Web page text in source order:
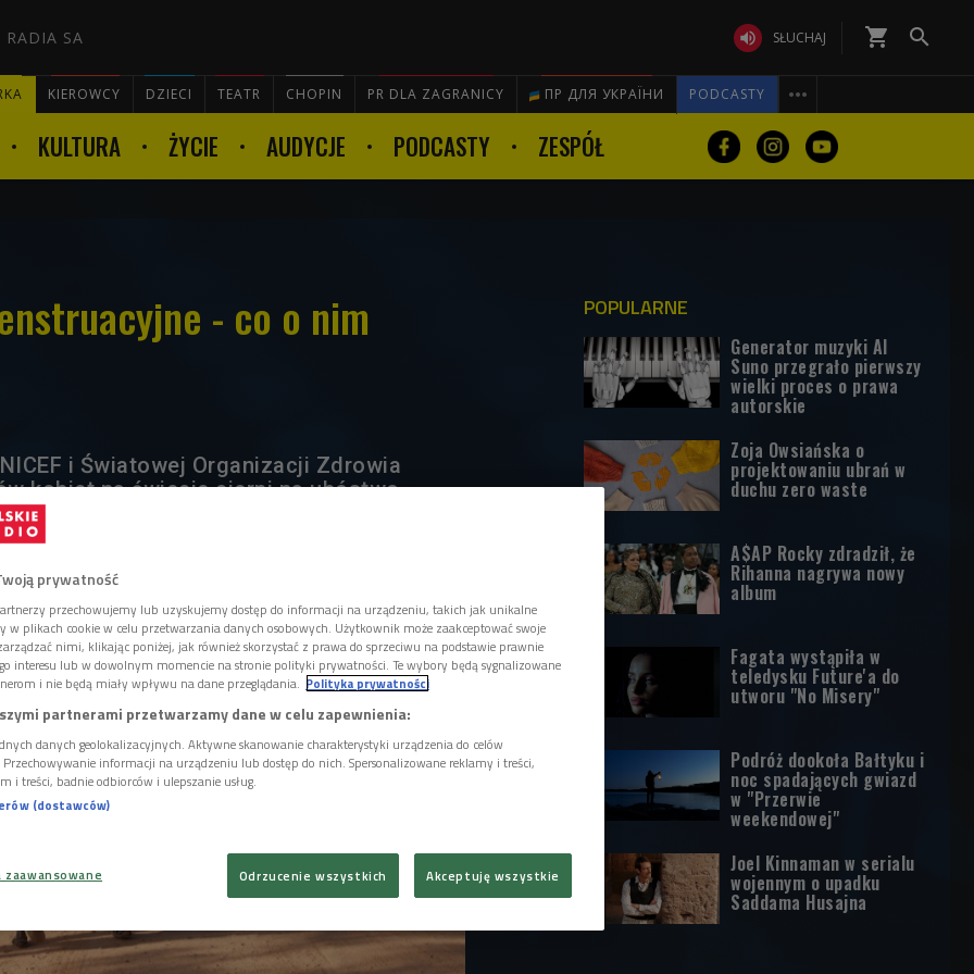
RADIA SA  SŁUCHAJ shopping_cart 
KIEROWCY DZIECI TEATR CHOPIN PR DLA ZAGRANICY ПР ДЛЯ УКРАЇНИ PODCASTY 

KULTURA ŻYCIE AUDYCJE PODCASTY ZESPÓŁ
- co o nim
i Światowej Organizacji Zdrowia
kobiet na świecie cierpi na ubóstwo
jak podaje Kulczyk Foundation, ten
pięciuset tysięcy kobiet. W Światowy
sprawdzamy co to jest, a
Maja Kotala, autorka projektu
Victoria.
POPULARNE
Generator muzyki AI
Suno przegrało pierwszy
wielki proces o prawa
autorskie
Zoja Owsiańska o
projektowaniu ubrań w
duchu zero waste
A$AP Rocky zdradził, że
Rihanna nagrywa nowy
album
Fagata wystąpiła w
teledysku Future'a do
utworu "No Misery"
Podróż dookoła Bałtyku i
noc spadających gwiazd
w "Przerwie
weekendowej"
Joel Kinnaman w serialu
wojennym o upadku
Saddama Husajna
prywatność
przechowujemy lub uzyskujemy dostęp do informacji na urządzeniu, takich jak unikalne
w plikach cookie w celu przetwarzania danych osobowych. Użytkownik może zaakceptować swoje
nimi, klikając poniżej, jak również skorzystać z prawa do sprzeciwu na podstawie prawnie
interesu lub w dowolnym momencie na stronie polityki prywatności. Te wybory będą sygnalizowane
i nie będą miały wpływu na dane przeglądania. Polityka prywatności
partnerami przetwarzamy dane w celu zapewnienia:
danych geolokalizacyjnych. Aktywne skanowanie charakterystyki urządzenia do celów
informacji na urządzeniu lub dostęp do nich. Spersonalizowane reklamy i treści,
i treści, badnie odbiorców i ulepszanie usług.
(dostawców)
Odrzucenie wszystkich Akceptuję wszystkie